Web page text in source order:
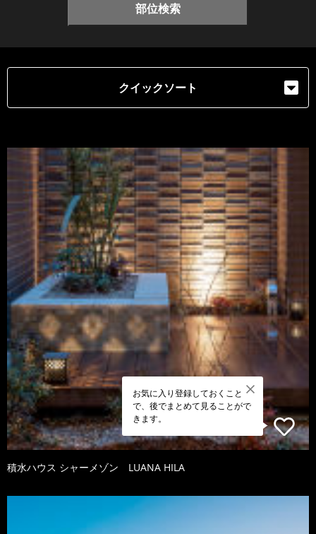
部位検索
クイックソート
お気に入り登録しておくこと
で、後でまとめて見ることがで
きます。
積水ハウス シャーメゾン LUANA HILA